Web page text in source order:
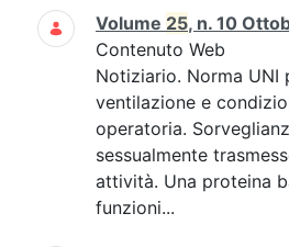
Volume 25, n. 10
Contenuto Web
Notiziario. Norma UNI
ventilazione e
operatoria.
sessualmente
attività. Una proteina
funzioni...